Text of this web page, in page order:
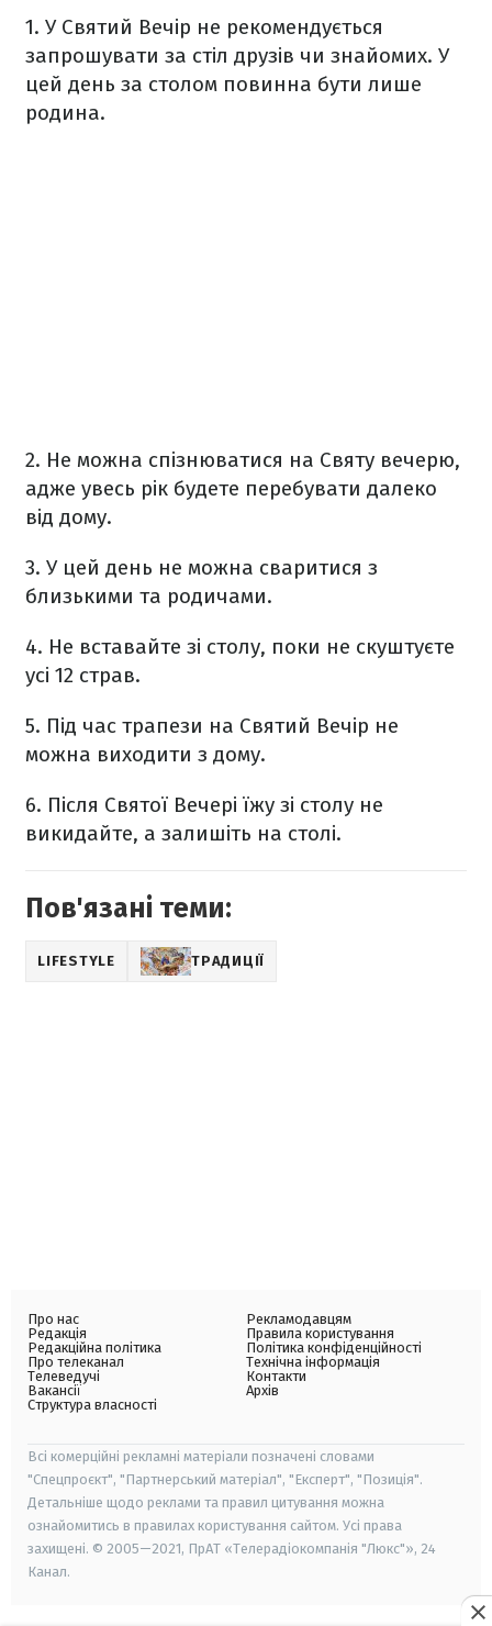
1. У Святий Вечір не рекомендується
запрошувати за стіл друзів чи знайомих. У
цей день за столом повинна бути лише
родина.
2. Не можна спізнюватися на Святу вечерю,
адже увесь рік будете перебувати далеко
від дому.
3. У цей день не можна сваритися з
близькими та родичами.
4. Не вставайте зі столу, поки не скуштуєте
усі 12 страв.
5. Під час трапези на Святий Вечір не
можна виходити з дому.
6. Після Святої Вечері їжу зі столу не
викидайте, а залишіть на столі.
Пов'язані теми:
LIFESTYLE ТРАДИЦІЇ
Про нас
Редакція
Редакційна політика
Про телеканал
Телеведучі
Вакансії
Структура власності
Рекламодавцям
Правила користування
Політика конфіденційності
Технічна інформація
Контакти
Архів
Всі комерційні рекламні матеріали позначені словами
"Спецпроєкт", "Партнерський матеріал", "Експерт", "Позиція".
Детальніше щодо реклами та правил цитування можна
ознайомитись в правилах користування сайтом. Усі права
захищені. © 2005—2021, ПрАТ «Телерадіокомпанія "Люкс"», 24
Канал.